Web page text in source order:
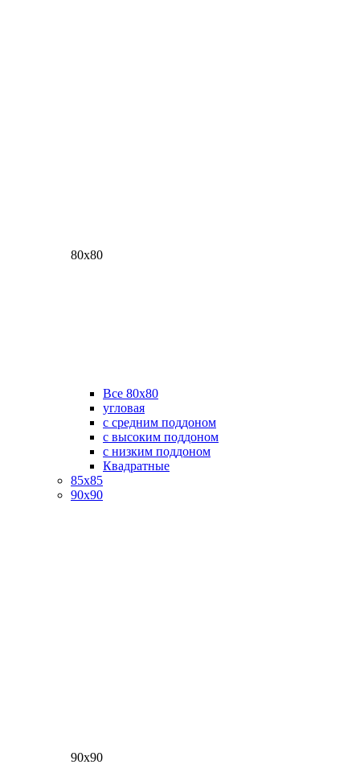
80х80
Все 80х80
угловая
с средним поддоном
с высоким поддоном
с низким поддоном
Квадратные
85х85
90х90
90х90